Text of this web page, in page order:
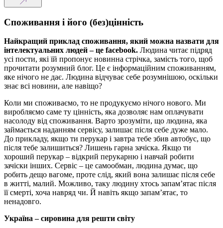
Споживання і його (без)цінність
Найкращий приклад споживання, який можна назвати для
інтелектуальних людей – це facebook. Людина читає підряд
усі пости, які їй пропонує новинна стрічка, замість того, щоб
прочитати розумний блог. Це є інформаційним споживанням,
яке нічого не дає. Людина відчуває себе розумнішою, оскільки
знає всі новини, але навіщо?
Коли ми споживаємо, то не продукуємо нічого нового. Ми
виробляємо саме ту цінність, яка дозволяє нам оплачувати
насолоду від споживання. Варто зрозуміти, що людина, яка
займається наданням сервісу, залишає після себе дуже мало.
До прикладу, якщо ти перукар і завтра тебе збив автобус, що
після тебе залишиться? Лишень гарна зачіска. Якщо ти
хороший перукар – відкрий перукарню і навчай робити
зачіски інших. Сервіс – це самообман, людина думає, що
робить дещо вагоме, проте слід, який вона залишає після себе
в житті, малий. Можливо, таку людину хтось запам’ятає після
її смерті, хоча навряд чи. Й навіть якщо запам’ятає, то
ненадовго.
Україна – сировина для решти світу